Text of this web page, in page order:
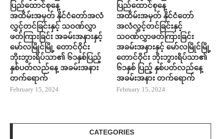
ပြည်ထောင်စုနေ့
အထိမ်းအမှတ် နိုင်ငံတော်အလံ
လွှင့်တင်ခြင်းနှင့် သဝဏ်လွှာ
ဖတ်ကြားခြင်း အခမ်းအနားနှင့်
မော်လမြိုင်မြို့ တောင်ဝိုင်း
ဘိုးဘွားရိပ်သာ၏ ၆၁နှစ်ပြည့်
နှစ်ပတ်လည်နေ့ အခမ်းအနား
တက်ရောက်
February 15, 2024
ပြည်ထောင်စုနေ့
အထိမ်းအမှတ် နိုင်ငံတော်
အလံလွှင့်တင်ခြင်းနှင့်
သဝဏ်လွှာဖတ်ကြားခြင်း
အခမ်းအနားနှင့် မော်လမြိုင်မြို့
တောင်ဝိုင်း ဘိုးဘွားရိပ်သာ၏
၆၁နှစ် ပြည့် နှစ်ပတ်လည်နေ့
အခမ်းအနား တက်ရောက်
February 15, 2024
CATEGORIES